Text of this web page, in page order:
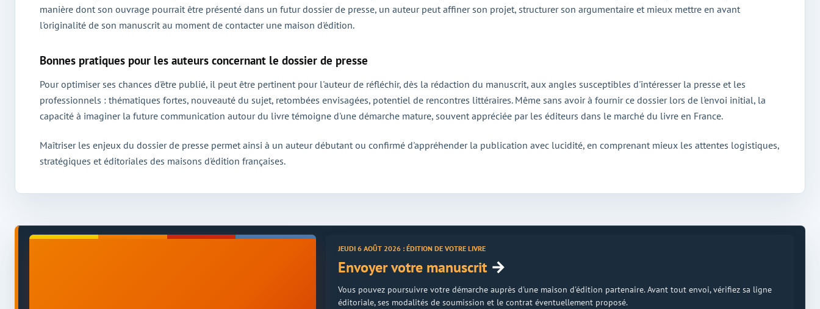
manière dont son ouvrage pourrait être présenté dans un futur dossier de presse, un auteur peut affiner son projet, structurer son argumentaire et mieux mettre en avant
l'originalité de son manuscrit au moment de contacter une maison d'édition.
Bonnes pratiques pour les auteurs concernant le dossier de presse
Pour optimiser ses chances d'être publié, il peut être pertinent pour l'auteur de réfléchir, dès la rédaction du manuscrit, aux angles susceptibles d'intéresser la presse et les
professionnels : thématiques fortes, nouveauté du sujet, retombées envisagées, potentiel de rencontres littéraires. Même sans avoir à fournir ce dossier lors de l'envoi initial, la
capacité à imaginer la future communication autour du livre témoigne d'une démarche mature, souvent appréciée par les éditeurs dans le marché du livre en France.
Maîtriser les enjeux du dossier de presse permet ainsi à un auteur débutant ou confirmé d'appréhender la publication avec lucidité, en comprenant mieux les attentes logistiques,
stratégiques et éditoriales des maisons d'édition françaises.
JEUDI 6 AOÛT 2026 : ÉDITION DE VOTRE LIVRE
Envoyer votre manuscrit →
Vous pouvez poursuivre votre démarche auprès d'une maison d'édition partenaire. Avant tout envoi, vérifiez sa ligne
éditoriale, ses modalités de soumission et le contrat éventuellement proposé.